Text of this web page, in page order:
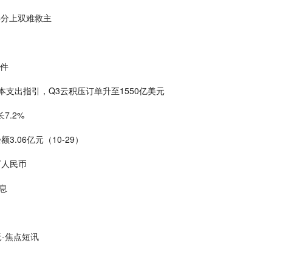
上双难救主
支出指引，Q3云积压订单升至1550亿美元
7.2%
3.06亿元（10-29）
民币
焦点短讯